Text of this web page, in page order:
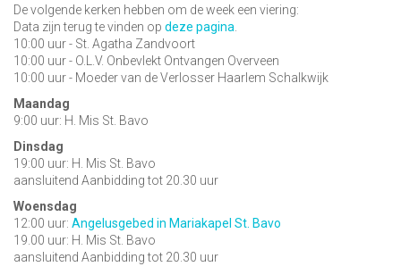
De volgende kerken hebben om de week een viering:
Data zijn terug te vinden op deze pagina
10:00 uur - St. Agatha Zandvoort
10:00 uur - O.L.V. Onbevlekt Ontvangen Overveen
10:00 uur - Moeder van de Verlosser Haarlem Schalkwijk
Maandag
9:00 uur: H. Mis St. Bavo
Dinsdag
19:00 uur: H. Mis St. Bavo
aansluitend Aanbidding tot 20.30 uur
Woensdag
12:00 uur: Angelusgebed in Mariakapel St. Bavo
19.00 uur: H. Mis St. Bavo
aansluitend Aanbidding tot 20.30 uur